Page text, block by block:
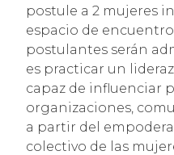
postule a 2 mujeres
espacio de
postulantes serán
es practicar un
capaz de influenciar
organizaciones,
a partir del
colectivo de las